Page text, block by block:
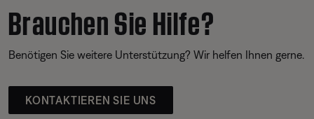
Brauchen Sie Hilfe?
Benötigen Sie weitere Unterstützung? Wir helfen Ihnen gerne.
KONTAKTIEREN SIE UNS